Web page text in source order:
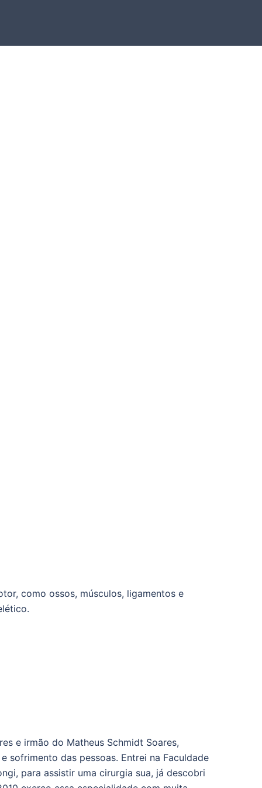
como ossos, músculos, ligamentos e
e irmão do Matheus Schmidt Soares,
sofrimento das pessoas. Entrei na Faculdade
para assistir uma cirurgia sua, já descobri